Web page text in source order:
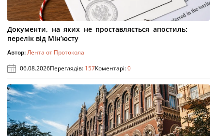
Документи, на яких не проставляється апостиль:
перелік від Мін’юсту
Автор:Лента от Протокола
06.08.2026Переглядів: 157Коментарі:0